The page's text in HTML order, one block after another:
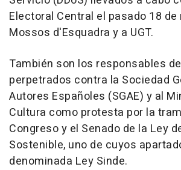
Electoral Central el pasado 18 de
Mossos d'Esquadra y a UGT.
También son los responsables
perpetrados contra la Sociedad
Autores Españoles (SGAE) y al
Cultura como protesta por la
Congreso y el Senado de la Ley
Sostenible, uno de cuyos
denominada Ley Sinde.